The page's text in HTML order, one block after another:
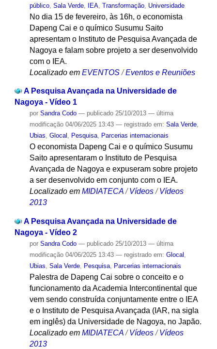
público, Sala Verde, IEA, Transformação, Universidade
No dia 15 de fevereiro, às 16h, o economista
Dapeng Cai e o químico Susumu Saito
apresentam o Instituto de Pesquisa Avançada de
Nagoya e falam sobre projeto a ser desenvolvido
com o IEA.
Localizado em EVENTOS /Eventos e Reuniões
A Pesquisa Avançada na Universidade de
Nagoya - Vídeo 1
por Sandra Codo — publicado25/10/2013 — última
modificação04/06/2025 13:43 — registrado em: Sala Verde,
Ubias, Glocal , Pesquisa, Parcerias internacionais
O economista Dapeng Cai e o químico Susumu
Saito apresentaram o Instituto de Pesquisa
Avançada de Nagoya e expuseram sobre projeto
a ser desenvolvido em conjunto com o IEA.
Localizado em MIDIATECA /Vídeos /Vídeos
2013
A Pesquisa Avançada na Universidade de
Nagoya - Vídeo 2
por Sandra Codo — publicado25/10/2013 — última
modificação04/06/2025 13:43 — registrado em: Glocal ,
Ubias, Sala Verde, Pesquisa, Parcerias internacionais
Palestra de Dapeng Cai sobre o conceito e o
funcionamento da Academia Intercontinental que
vem sendo construída conjuntamente entre o IEA
e o Instituto de Pesquisa Avançada (IAR, na sigla
em inglês) da Universidade de Nagoya, no Japão.
Localizado em MIDIATECA /Vídeos /Vídeos
2013